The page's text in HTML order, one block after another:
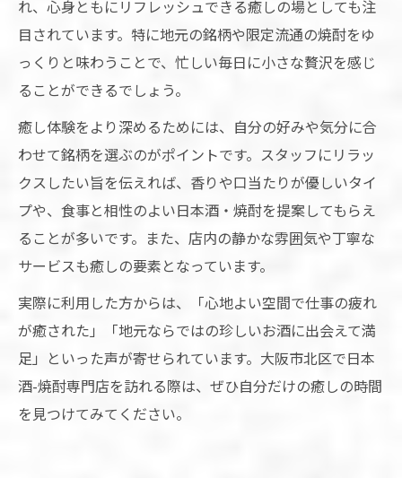
れ、心身ともにリフレッシュできる癒しの場としても注
目されています。特に地元の銘柄や限定流通の焼酎をゆ
っくりと味わうことで、忙しい毎日に小さな贅沢を感じ
ることができるでしょう。
癒し体験をより深めるためには、自分の好みや気分に合
わせて銘柄を選ぶのがポイントです。スタッフにリラッ
クスしたい旨を伝えれば、香りや口当たりが優しいタイ
プや、食事と相性のよい日本酒・焼酎を提案してもらえ
ることが多いです。また、店内の静かな雰囲気や丁寧な
サービスも癒しの要素となっています。
実際に利用した方からは、「心地よい空間で仕事の疲れ
が癒された」「地元ならではの珍しいお酒に出会えて満
足」といった声が寄せられています。大阪市北区で日本
酒-焼酎専門店を訪れる際は、ぜひ自分だけの癒しの時間
を見つけてみてください。